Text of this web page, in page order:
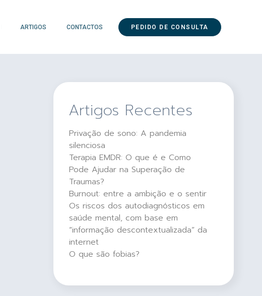
ARTIGOS CONTACTOS PEDIDO DE CONSULTA
Artigos Recentes
Privação de sono: A pandemia
silenciosa
Terapia EMDR: O que é e Como
Pode Ajudar na Superação de
Traumas?
Burnout: entre a ambição e o sentir
Os riscos dos autodiagnósticos em
saúde mental, com base em
“informação descontextualizada” da
internet
O que são fobias?